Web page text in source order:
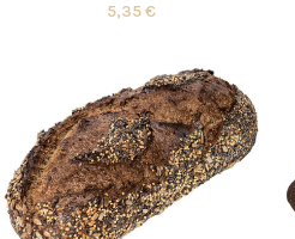
5,35€